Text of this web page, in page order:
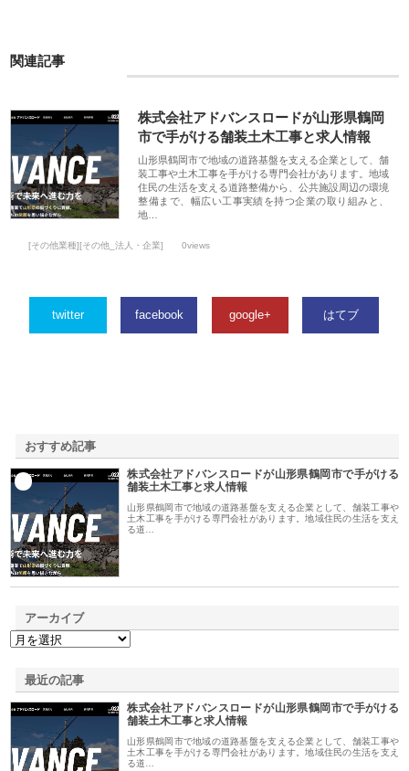
関連記事
株式会社アドバンスロードが山形県鶴岡
市で手がける舗装土木工事と求人情報
山形県鶴岡市で地域の道路基盤を支える企業として、舗
装工事や土木工事を手がける専門会社があります。地域
住民の生活を支える道路整備から、公共施設周辺の環境
整備まで、幅広い工事実績を持つ企業の取り組みと、
地…
[その他業種][その他_法人・企業] 0views
twitter facebook google+ はてブ
おすすめ記事
株式会社アドバンスロードが山形県鶴岡市で手がける
舗装土木工事と求人情報
山形県鶴岡市で地域の道路基盤を支える企業として、舗装工事や
土木工事を手がける専門会社があります。地域住民の生活を支え
る道…
アーカイブ
最近の記事
株式会社アドバンスロードが山形県鶴岡市で手がける
舗装土木工事と求人情報
山形県鶴岡市で地域の道路基盤を支える企業として、舗装工事や
土木工事を手がける専門会社があります。地域住民の生活を支え
る道…